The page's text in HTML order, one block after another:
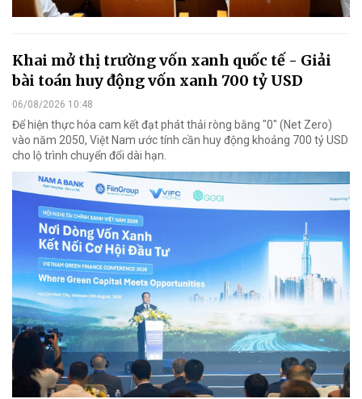
Khai mở thị trường vốn xanh quốc tế - Giải
bài toán huy động vốn xanh 700 tỷ USD
06/08/2026 10:48
Để hiện thực hóa cam kết đạt phát thải ròng bằng "0" (Net Zero)
vào năm 2050, Việt Nam ước tính cần huy động khoảng 700 tỷ USD
cho lộ trình chuyển đổi dài hạn.